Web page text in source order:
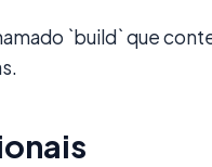
`build` que